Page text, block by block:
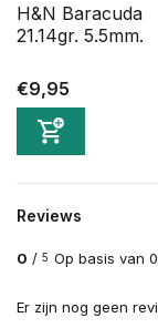
H&N Baracuda
21.14gr. 5.5mm.
€9,95
Reviews
0 / 5 Op basis van
Er zijn nog geen